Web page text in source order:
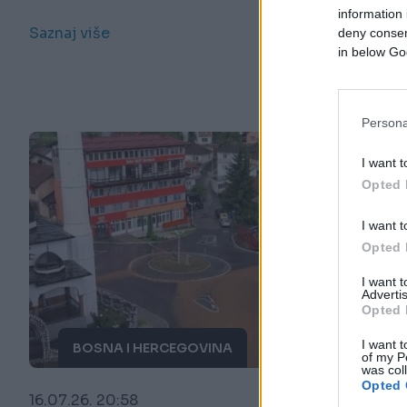
information
deny
in below
I want
Opted
I want
Opted
I want
Opted
I want
of my
was
Opted
Saznaj više
BOSNA I HERCEGOVINA
16.07.26. 20:58